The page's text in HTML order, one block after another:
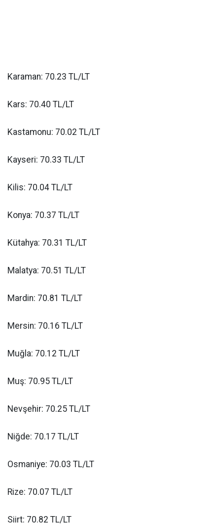
Karaman: 70.23 TL/LT
Kars: 70.40 TL/LT
Kastamonu: 70.02 TL/LT
Kayseri: 70.33 TL/LT
Kilis: 70.04 TL/LT
Konya: 70.37 TL/LT
Kütahya: 70.31 TL/LT
Malatya: 70.51 TL/LT
Mardin: 70.81 TL/LT
Mersin: 70.16 TL/LT
Muğla: 70.12 TL/LT
Muş: 70.95 TL/LT
Nevşehir: 70.25 TL/LT
Niğde: 70.17 TL/LT
Osmaniye: 70.03 TL/LT
Rize: 70.07 TL/LT
Siirt: 70.82 TL/LT